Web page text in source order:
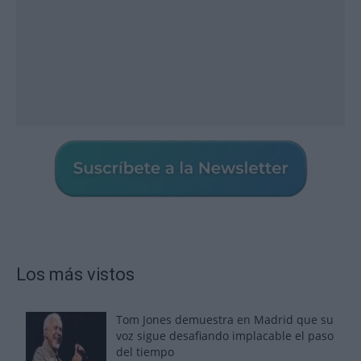
Los más vistos
Tom Jones demuestra en Madrid que su
voz sigue desafiando implacable el paso
del tiempo